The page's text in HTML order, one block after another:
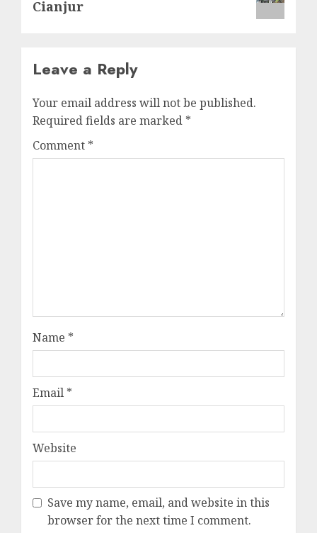
Cianjur
Leave a Reply
Your email address will not be published.
Required fields are marked *
Comment *
Name *
Email *
Website
Save my name, email, and website in this
browser for the next time I comment.